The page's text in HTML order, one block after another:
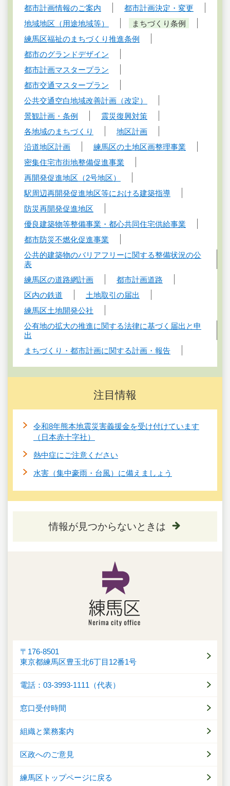
都市計画情報のご案内
都市計画決定・変更
地域地区（用途地域等）
まちづくり条例
練馬区福祉のまちづくり推進条例
都市のグランドデザイン
都市計画マスタープラン
都市交通マスタープラン
公共交通空白地域改善計画（改定）
景観計画・条例
震災復興対策
各地域のまちづくり
地区計画
沿道地区計画
練馬区の土地区画整理事業
密集住宅市街地整備促進事業
再開発促進地区（2号地区）
駅周辺再開発促進地区等における建築指導
防災再開発促進地区
優良建築物等整備事業・都心共同住宅供給事業
都市防災不燃化促進事業
公共的建築物のバリアフリーに関する整備状況の公
表
練馬区の道路網計画
都市計画道路
区内の鉄道
土地取引の届出
練馬区土地開発公社
公有地の拡大の推進に関する法律に基づく届出と申
出
まちづくり・都市計画に関する計画・報告
注目情報
令和8年熊本地震災害義援金を受け付けています
（日本赤十字社）
熱中症にご注意ください
水害（集中豪雨・台風）に備えましょう
情報が見つからないときは
〒176-8501
東京都練馬区豊玉北6丁目12番1号
電話：03-3993-1111（代表）
窓口受付時間
組織と業務案内
区政へのご意見
練馬区トップページに戻る